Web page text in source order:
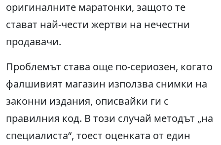
оригиналните маратонки, защото те
стават най-чести жертви на нечестни
продавачи.
Проблемът става още по-сериозен, когато
фалшивият магазин използва снимки на
законни издания, описвайки ги с
правилния код. В този случай методът „на
специалиста“, тоест оценката от един